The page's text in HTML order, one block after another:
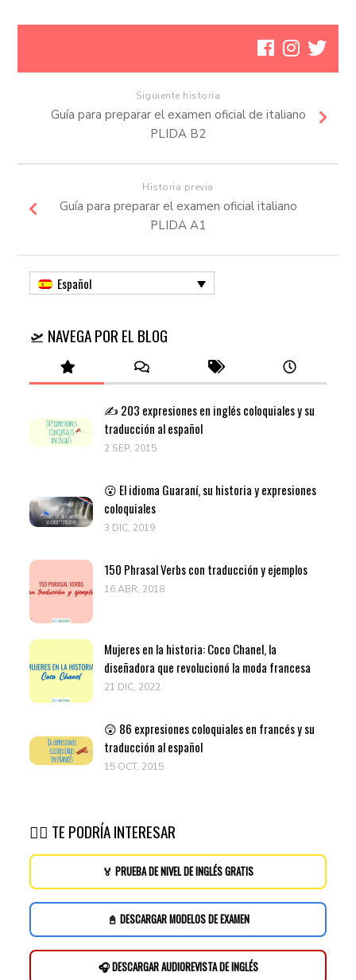
Siguiente historia
Guía para preparar el examen oficial de italiano
PLIDA B2
Historia previa
Guía para preparar el examen oficial italiano
PLIDA A1
Español
🛫 NAVEGA POR EL BLOG
✍️ 203 expresiones en inglés coloquiales y su
traducción al español
2 SEP, 2015
😮 El idioma Guaraní, su historia y expresiones
coloquiales
3 DIC, 2019
150 Phrasal Verbs con traducción y ejemplos
16 ABR, 2018
Mujeres en la historia: Coco Chanel, la
diseñadora que revolucionó la moda francesa
21 DIC, 2022
😲 86 expresiones coloquiales en francés y su
traducción al español
15 OCT, 2015
👉🏽 TE PODRÍA INTERESAR
🏅 PRUEBA DE NIVEL DE INGLÉS GRATIS
📓 DESCARGAR MODELOS DE EXAMEN
🎧 DESCARGAR AUDIOREVISTA DE INGLÉS